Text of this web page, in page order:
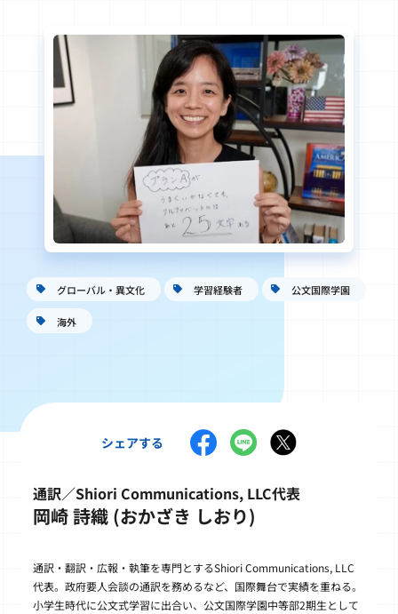
グローバル・異文化 学習経験者 公文国際学園
海外
シェアする
通訳／Shiori Communications, LLC代表
岡崎 詩織 (おかざき しおり)
通訳・翻訳・広報・執筆を専門とするShiori Communications, LLC
代表。政府要人会談の通訳を務めるなど、国際舞台で実績を重ねる。
小学生時代に公文式学習に出合い、公文国際学園中等部2期生として